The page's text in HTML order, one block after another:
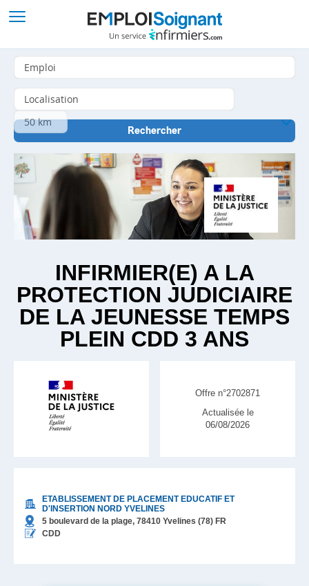
INFIRMIER(E) A LA
PROTECTION JUDICIAIRE
DE LA JEUNESSE TEMPS
PLEIN CDD 3 ANS
ETABLISSEMENT DE PLACEMENT EDUCATIF ET
D'INSERTION NORD YVELINES
5 boulevard de la plage, 78410 Yvelines (78) FR
CDD
Offre n°2702871
Actualisée le
06/08/2026